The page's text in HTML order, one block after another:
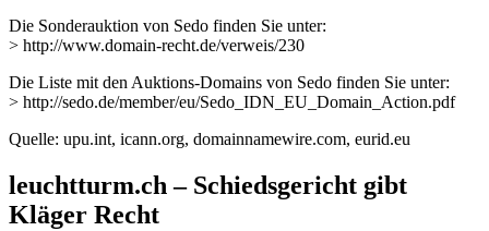
Die Sonderauktion von Sedo finden Sie unter:
> http://www.domain-recht.de/verweis/230
Die Liste mit den Auktions-Domains von Sedo finden Sie unter:
> http://sedo.de/member/eu/Sedo_IDN_EU_Domain_Action.pdf
Quelle: upu.int, icann.org, domainnamewire.com, eurid.eu
leuchtturm.ch – Schiedsgericht gibt
Kläger Recht